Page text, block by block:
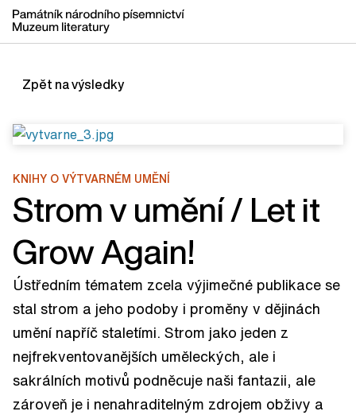
Zpět na výsledky
KNIHY O VÝTVARNÉM UMĚNÍ
Strom v umění / Let it
Grow Again!
Ústředním tématem zcela výjimečné publikace se
stal strom a jeho podoby i proměny v dějinách
umění napříč staletími. Strom jako jeden z
nejfrekventovanějších uměleckých, ale i
sakrálních motivů podněcuje naši fantazii, ale
zároveň je i nenahraditelným zdrojem obživy a